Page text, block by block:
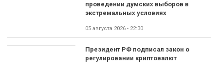
проведении думских выборов в
экстремальных условиях
05 августа 2026 - 22:30
Президент РФ подписал закон о
регулировании криптовалют